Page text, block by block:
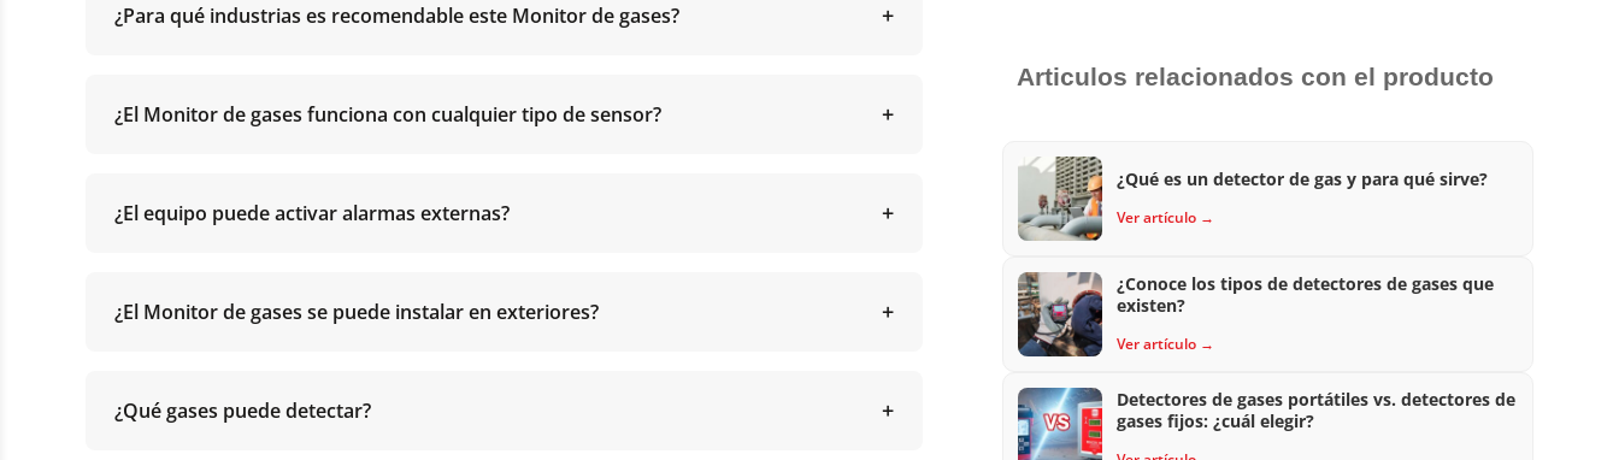
¿Para qué industrias es recomendable este Monitor de gases?
¿El Monitor de gases funciona con cualquier tipo de sensor?
¿El equipo puede activar alarmas externas?
¿El Monitor de gases se puede instalar en exteriores?
¿Qué gases puede detectar?
Articulos relacionados con el producto
¿Qué es un detector de gas y para qué sirve?
Ver artículo →
¿Conoce los tipos de detectores de gases que
existen?
Ver artículo →
Detectores de gases portátiles vs. detectores de
gases fijos: ¿cuál elegir?